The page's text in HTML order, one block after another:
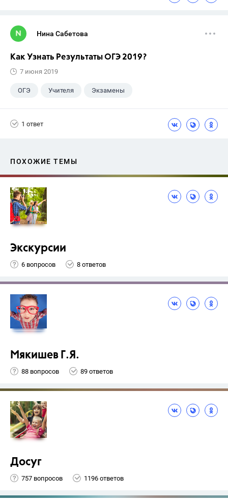
Нина Сабетова
Как Узнать Результаты ОГЭ 2019?
7 июня 2019
ОГЭ Учителя Экзамены
1 ответ
ПОХОЖИЕ ТЕМЫ
Экскурсии
6 вопросов 8 ответов
Мякишев Г.Я.
88 вопросов 89 ответов
Досуг
757 вопросов 1196 ответов